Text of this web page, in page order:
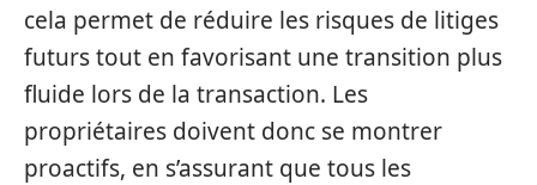
cela permet de réduire les risques de litiges
futurs tout en favorisant une transition plus
fluide lors de la transaction. Les
propriétaires doivent donc se montrer
proactifs, en s’assurant que tous les